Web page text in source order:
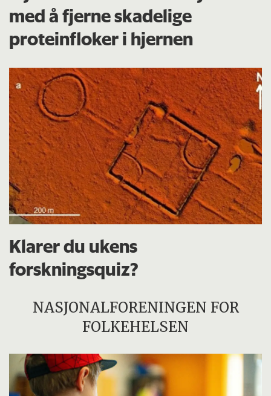
med å fjerne skadelige
proteinfloker i hjernen
Klarer du ukens
forskningsquiz?
NASJONALFORENINGEN FOR
FOLKEHELSEN